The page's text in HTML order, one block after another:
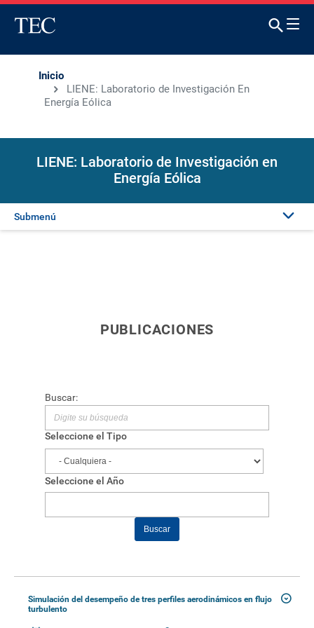
Inicio
LIENE: Laboratorio de Investigación En
Energía Eólica
LIENE: Laboratorio de Investigación en
Energía Eólica
Submenú
PUBLICACIONES
Buscar:
Seleccione el Tipo
Seleccione el Año
Buscar
Simulación del desempeño de tres perfiles aerodinámicos en flujo
turbulento